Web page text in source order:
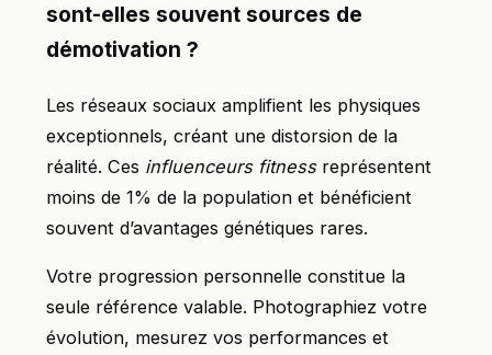
sont-elles souvent sources de
démotivation ?
Les réseaux sociaux amplifient les physiques
exceptionnels, créant une distorsion de la
réalité. Ces influenceurs fitnessreprésentent
moins de 1% de la population et bénéficient
souvent d’avantages génétiques rares.
Votre progression personnelle constitue la
seule référence valable. Photographiez votre
évolution, mesurez vos performances et